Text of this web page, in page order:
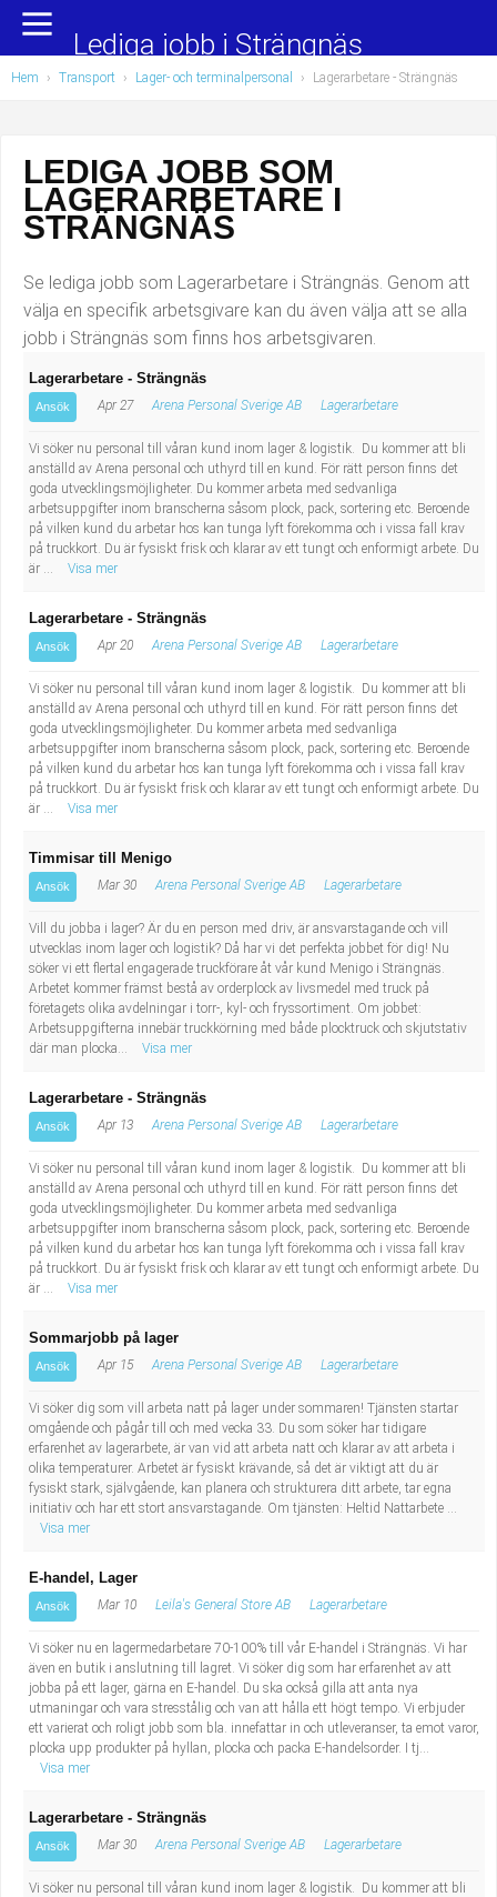
Yrkesområden
Administration, ekonomi, juridik
Chefer och verksamhetsledare
Data/IT
Försäljning, inköp, marknadsföring
Hantverksyrken
Hotell, restaurang, storhushåll
Hälso- och sjukvård
Industriell tillverkning
Installation, drift, underhåll
Kropps- och skönhetsvård
Kultur, media, design
Militärt arbete
Naturbruk
Pedagogiskt arbete
Sanering och renhållning
Socialt arbete
Säkerhetsarbete
Tekniskt arbete
Transport
Populära jobb
Undersköterska, hemtjänst och äldreboende
Barnskötare
Lärare i förskola/Förskollärare
Lagerarbetare
Bussförare/Busschaufför
Elevassistent
Personlig assistent
Behandlingsassistent/Socialpedagog
Tandsköterska
Budbilsförare
Tidningsbud/Tidningsdistributör
Lärare i fritidshem/Fritidspedagog
Taxiförare/Taxichaufför
sekreterare
Lastbilsförare m.fl.
Fastighetsskötare
Informatör/Kommunikatör
Brevbärare
Sjuksköterska, grundutbildad
Kock, storhushåll
Undersköterska, vård- o specialavd. o mottagning
Bibliotekarie
Administrativ assistent
Lärare i gymnasiet
Lediga jobb i Strängnäs
Hem › Transport › Lager- och terminalpersonal › Lagerarbetare - Strängnäs
LEDIGA JOBB SOM
LAGERARBETARE I
STRÄNGNÄS
Se lediga jobb som Lagerarbetare i Strängnäs. Genom att
välja en specifik arbetsgivare kan du även välja att se alla
jobb i Strängnäs som finns hos arbetsgivaren.
Lagerarbetare - Strängnäs
Ansök Apr 27 Arena Personal Sverige AB Lagerarbetare
Vi söker nu personal till våran kund inom lager & logistik. Du kommer att bli
anställd av Arena personal och uthyrd till en kund. För rätt person finns det
goda utvecklingsmöjligheter. Du kommer arbeta med sedvanliga
arbetsuppgifter inom branscherna såsom plock, pack, sortering etc. Beroende
på vilken kund du arbetar hos kan tunga lyft förekomma och i vissa fall krav
på truckkort. Du är fysiskt frisk och klarar av ett tungt och enformigt arbete. Du
är ...
Visa mer
Lagerarbetare - Strängnäs
Ansök Apr 20 Arena Personal Sverige AB Lagerarbetare
Vi söker nu personal till våran kund inom lager & logistik. Du kommer att bli
anställd av Arena personal och uthyrd till en kund. För rätt person finns det
goda utvecklingsmöjligheter. Du kommer arbeta med sedvanliga
arbetsuppgifter inom branscherna såsom plock, pack, sortering etc. Beroende
på vilken kund du arbetar hos kan tunga lyft förekomma och i vissa fall krav
på truckkort. Du är fysiskt frisk och klarar av ett tungt och enformigt arbete. Du
är ...
Visa mer
Timmisar till Menigo
Ansök Mar 30 Arena Personal Sverige AB Lagerarbetare
Vill du jobba i lager? Är du en person med driv, är ansvarstagande och vill
utvecklas inom lager och logistik? Då har vi det perfekta jobbet för dig! Nu
söker vi ett flertal engagerade truckförare åt vår kund Menigo i Strängnäs.
Arbetet kommer främst bestå av orderplock av livsmedel med truck på
företagets olika avdelningar i torr-, kyl- och fryssortiment. Om jobbet:
Arbetsuppgifterna innebär truckkörning med både plocktruck och skjutstativ
där man plocka...
Visa mer
Lagerarbetare - Strängnäs
Ansök Apr 13 Arena Personal Sverige AB Lagerarbetare
Vi söker nu personal till våran kund inom lager & logistik. Du kommer att bli
anställd av Arena personal och uthyrd till en kund. För rätt person finns det
goda utvecklingsmöjligheter. Du kommer arbeta med sedvanliga
arbetsuppgifter inom branscherna såsom plock, pack, sortering etc. Beroende
på vilken kund du arbetar hos kan tunga lyft förekomma och i vissa fall krav
på truckkort. Du är fysiskt frisk och klarar av ett tungt och enformigt arbete. Du
är ...
Visa mer
Sommarjobb på lager
Ansök Apr 15 Arena Personal Sverige AB Lagerarbetare
Vi söker dig som vill arbeta natt på lager under sommaren! Tjänsten startar
omgående och pågår till och med vecka 33. Du som söker har tidigare
erfarenhet av lagerarbete, är van vid att arbeta natt och klarar av att arbeta i
olika temperaturer. Arbetet är fysiskt krävande, så det är viktigt att du är
fysiskt stark, självgående, kan planera och strukturera ditt arbete, tar egna
initiativ och har ett stort ansvarstagande. Om tjänsten: Heltid Nattarbete ...
Visa mer
E-handel, Lager
Ansök Mar 10 Leila's General Store AB Lagerarbetare
Vi söker nu en lagermedarbetare 70-100% till vår E-handel i Strängnäs. Vi har
även en butik i anslutning till lagret. Vi söker dig som har erfarenhet av att
jobba på ett lager, gärna en E-handel. Du ska också gilla att anta nya
utmaningar och vara stresstålig och van att hålla ett högt tempo. Vi erbjuder
ett varierat och roligt jobb som bla. innefattar in och utleveranser, ta emot varor,
plocka upp produkter på hyllan, plocka och packa E-handelsorder. I tj...
Visa mer
Lagerarbetare - Strängnäs
Ansök Mar 30 Arena Personal Sverige AB Lagerarbetare
Vi söker nu personal till våran kund inom lager & logistik. Du kommer att bli